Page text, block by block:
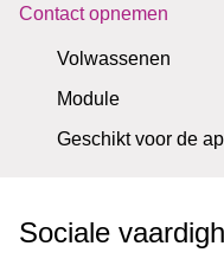
Contact opnemen
Volwassenen
Module
Geschikt voor de
Sociale